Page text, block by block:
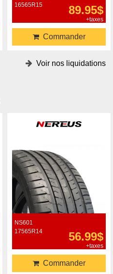
16565R15
89.95$
+taxes
Commander
Voir nos liquidations
NS601
17565R14
56.99$
+taxes
Commander